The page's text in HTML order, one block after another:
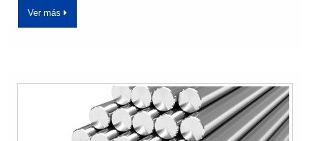
Ver más